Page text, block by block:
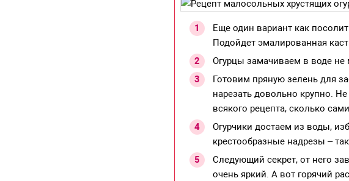
Еще один вариант как
Подойдет эмалированная
Огурцы замачиваем в воде
Готовим пряную зелень для
нарезать довольно крупно.
всякого рецепта, сколько
Огурчики достаем из воды,
крестообразные надрезы –
Следующий секрет, от него
очень яркий. А вот горячий